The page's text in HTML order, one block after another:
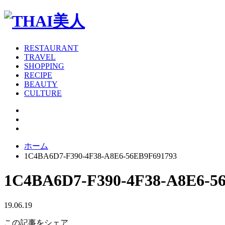
RESTAURANT
TRAVEL
SHOPPING
RECIPE
BEAUTY
CULTURE
ホーム
1C4BA6D7-F390-4F38-A8E6-56EB9F691793
1C4BA6D7-F390-4F38-A8E6-
19.06.19
この記事をシェア